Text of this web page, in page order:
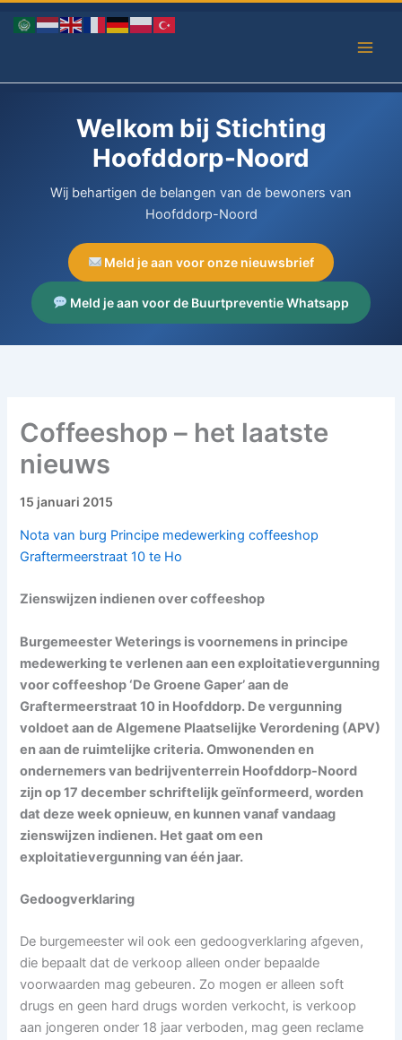
naar
Welkom bij Stichting
Hoofddorp-Noord
Wij behartigen de belangen van de bewoners van
Hoofddorp-Noord
Meld je aan voor onze nieuwsbrief
Meld je aan voor de Buurtpreventie Whatsapp
Coffeeshop – het laatste
nieuws
15 januari 2015
Nota van burg Principe medewerking coffeeshop
Graftermeerstraat 10 te Ho
Zienswijzen indienen over coffeeshop
Burgemeester Weterings is voornemens in principe
medewerking te verlenen aan een exploitatievergunning
voor coffeeshop ‘De Groene Gaper’ aan de
Graftermeerstraat 10 in Hoofddorp. De vergunning
voldoet aan de Algemene Plaatselijke Verordening (APV)
en aan de ruimtelijke criteria. Omwonenden en
ondernemers van bedrijventerrein Hoofddorp-Noord
zijn op 17 december schriftelijk geïnformeerd, worden
dat deze week opnieuw, en kunnen vanaf vandaag
zienswijzen indienen. Het gaat om een
exploitatievergunning van één jaar.
Gedoogverklaring
De burgemeester wil ook een gedoogverklaring afgeven,
die bepaalt dat de verkoop alleen onder bepaalde
voorwaarden mag gebeuren. Zo mogen er alleen soft
drugs en geen hard drugs worden verkocht, is verkoop
aan jongeren onder 18 jaar verboden, mag geen reclame